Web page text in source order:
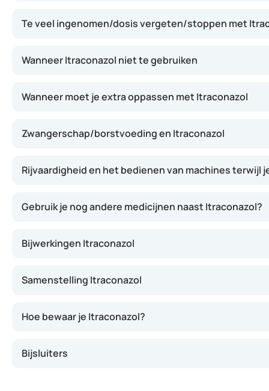
Te veel ingenomen/dosis vergeten/stoppen met
Wanneer Itraconazol niet te gebruiken
Wanneer moet je extra oppassen met Itraconazol
Zwangerschap/borstvoeding en Itraconazol
Rijvaardigheid en het bedienen van machines terwijl
Gebruik je nog andere medicijnen naast Itraconazol?
Bijwerkingen Itraconazol
Samenstelling Itraconazol
Hoe bewaar je Itraconazol?
Bijsluiters